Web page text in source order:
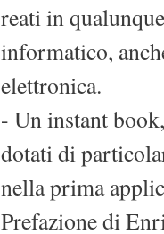
reati in
informatico,
elettronica.
- Un instant
dotati di
nella prima
Prefazione di